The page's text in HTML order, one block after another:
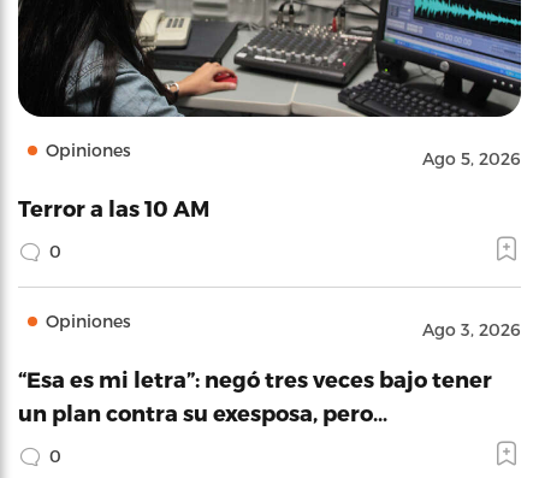
Opiniones Ago 5, 2026
Terror a las 10 AM
0
Opiniones Ago 3, 2026
“Esa es mi letra”: negó tres veces bajo tener
un plan contra su exesposa, pero…
0